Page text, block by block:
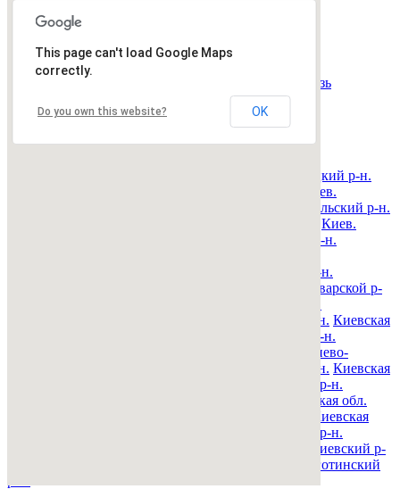
This page can't load Google Maps
correctly.
Do you own this website? OK
Всего0объявлений.
Страница: « назад 1 вперед »
Все рубрики|
|
Обратная связь
Недвижимость Киева и области
Киев. Дарницкий р-н.
Киев.
Киев. Подольский р-н.
Киев.
Киевская обл. Барышевский р-н.
Киевская обл. Бориспольский р-н.
Киевская обл. Броварской р-
Киевская обл. Вышгородский р-н. Киевская
Киевская обл. Иванковский р-н.
Киевская обл. Киево-
Киевская обл. Макаровский р-н. Киевская
Киевская обл. Обуховский р-н.
Киевская обл.
Киевская
Киевская обл. Ставищенский р-н.
Киевская обл. Тетиевский р-
Киевская обл. Яготинский